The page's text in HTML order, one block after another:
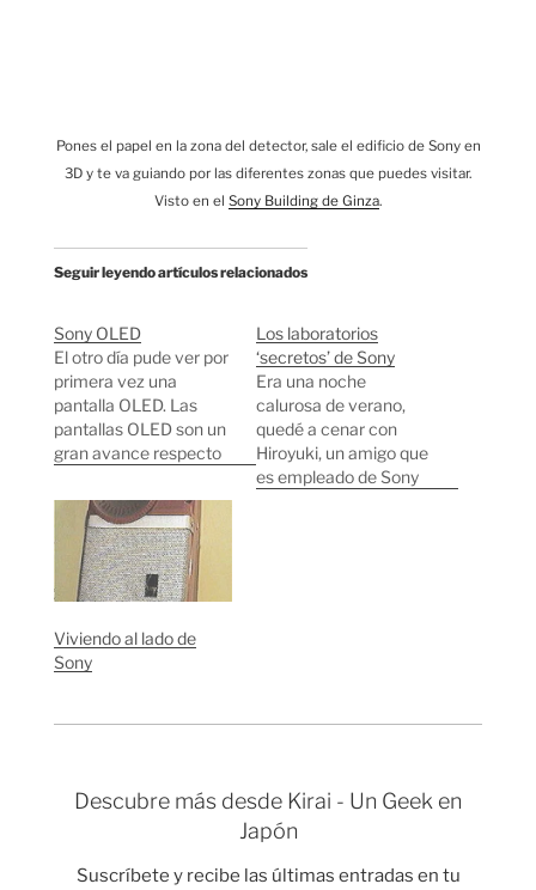
Pones el papel en la zona del detector, sale el edificio de Sony en
3D y te va guiando por las diferentes zonas que puedes visitar.
Visto en el Sony Building de Ginza.
Seguir leyendo artículos relacionados
Sony OLED
El otro día pude ver por
primera vez una
pantalla OLED. Las
pantallas OLED son un
gran avance respecto
tenemos hoy en día. Yo
noté sobre todo un
mejor contraste,
colores y luminosidad.
Daba la impresión de
en vez de una pantalla,
…
Los laboratorios
‘secretos’ de Sony
Era una noche
calurosa de verano,
quedé a cenar con
Hiroyuki, un amigo que
es empleado de Sony
Viviendo al lado de
Sony
Descubre más desde Kirai - Un Geek en
Japón
Suscríbete y recibe las últimas entradas en tu